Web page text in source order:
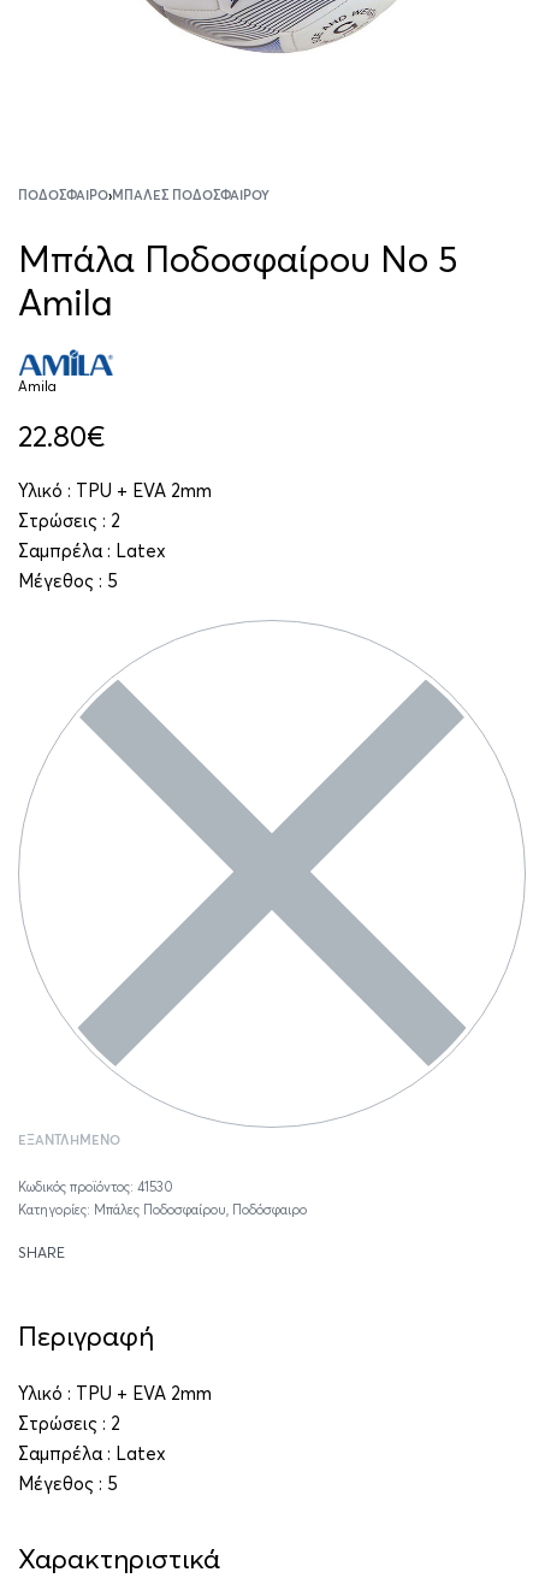
ΠΟΔΌΣΦΑΙΡΟ›ΜΠΆΛΕΣ ΠΟΔΟΣΦΑΊΡΟΥ
Μπάλα Ποδοσφαίρου No 5
Amila
Amila
22.80€
Υλικό : TPU + EVA 2mm
Στρώσεις : 2
Σαμπρέλα : Latex
Μέγεθος : 5
ΕΞΑΝΤΛΗΜΈΝΟ
41530
Κατηγορίες: Μπάλες Ποδοσφαίρου, Ποδόσφαιρο
SHARE
Περιγραφή
Υλικό : TPU + EVA 2mm
Στρώσεις : 2
Σαμπρέλα : Latex
Μέγεθος : 5
Χαρακτηριστικά